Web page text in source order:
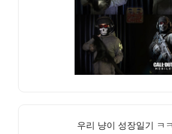
우리 냥이 성장일기 ㅋ